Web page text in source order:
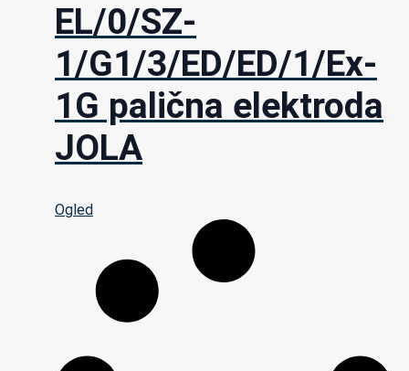
EL/0/SZ-
1/G1/3/ED/ED/1/Ex-
1G palična elektroda
JOLA
Ogled